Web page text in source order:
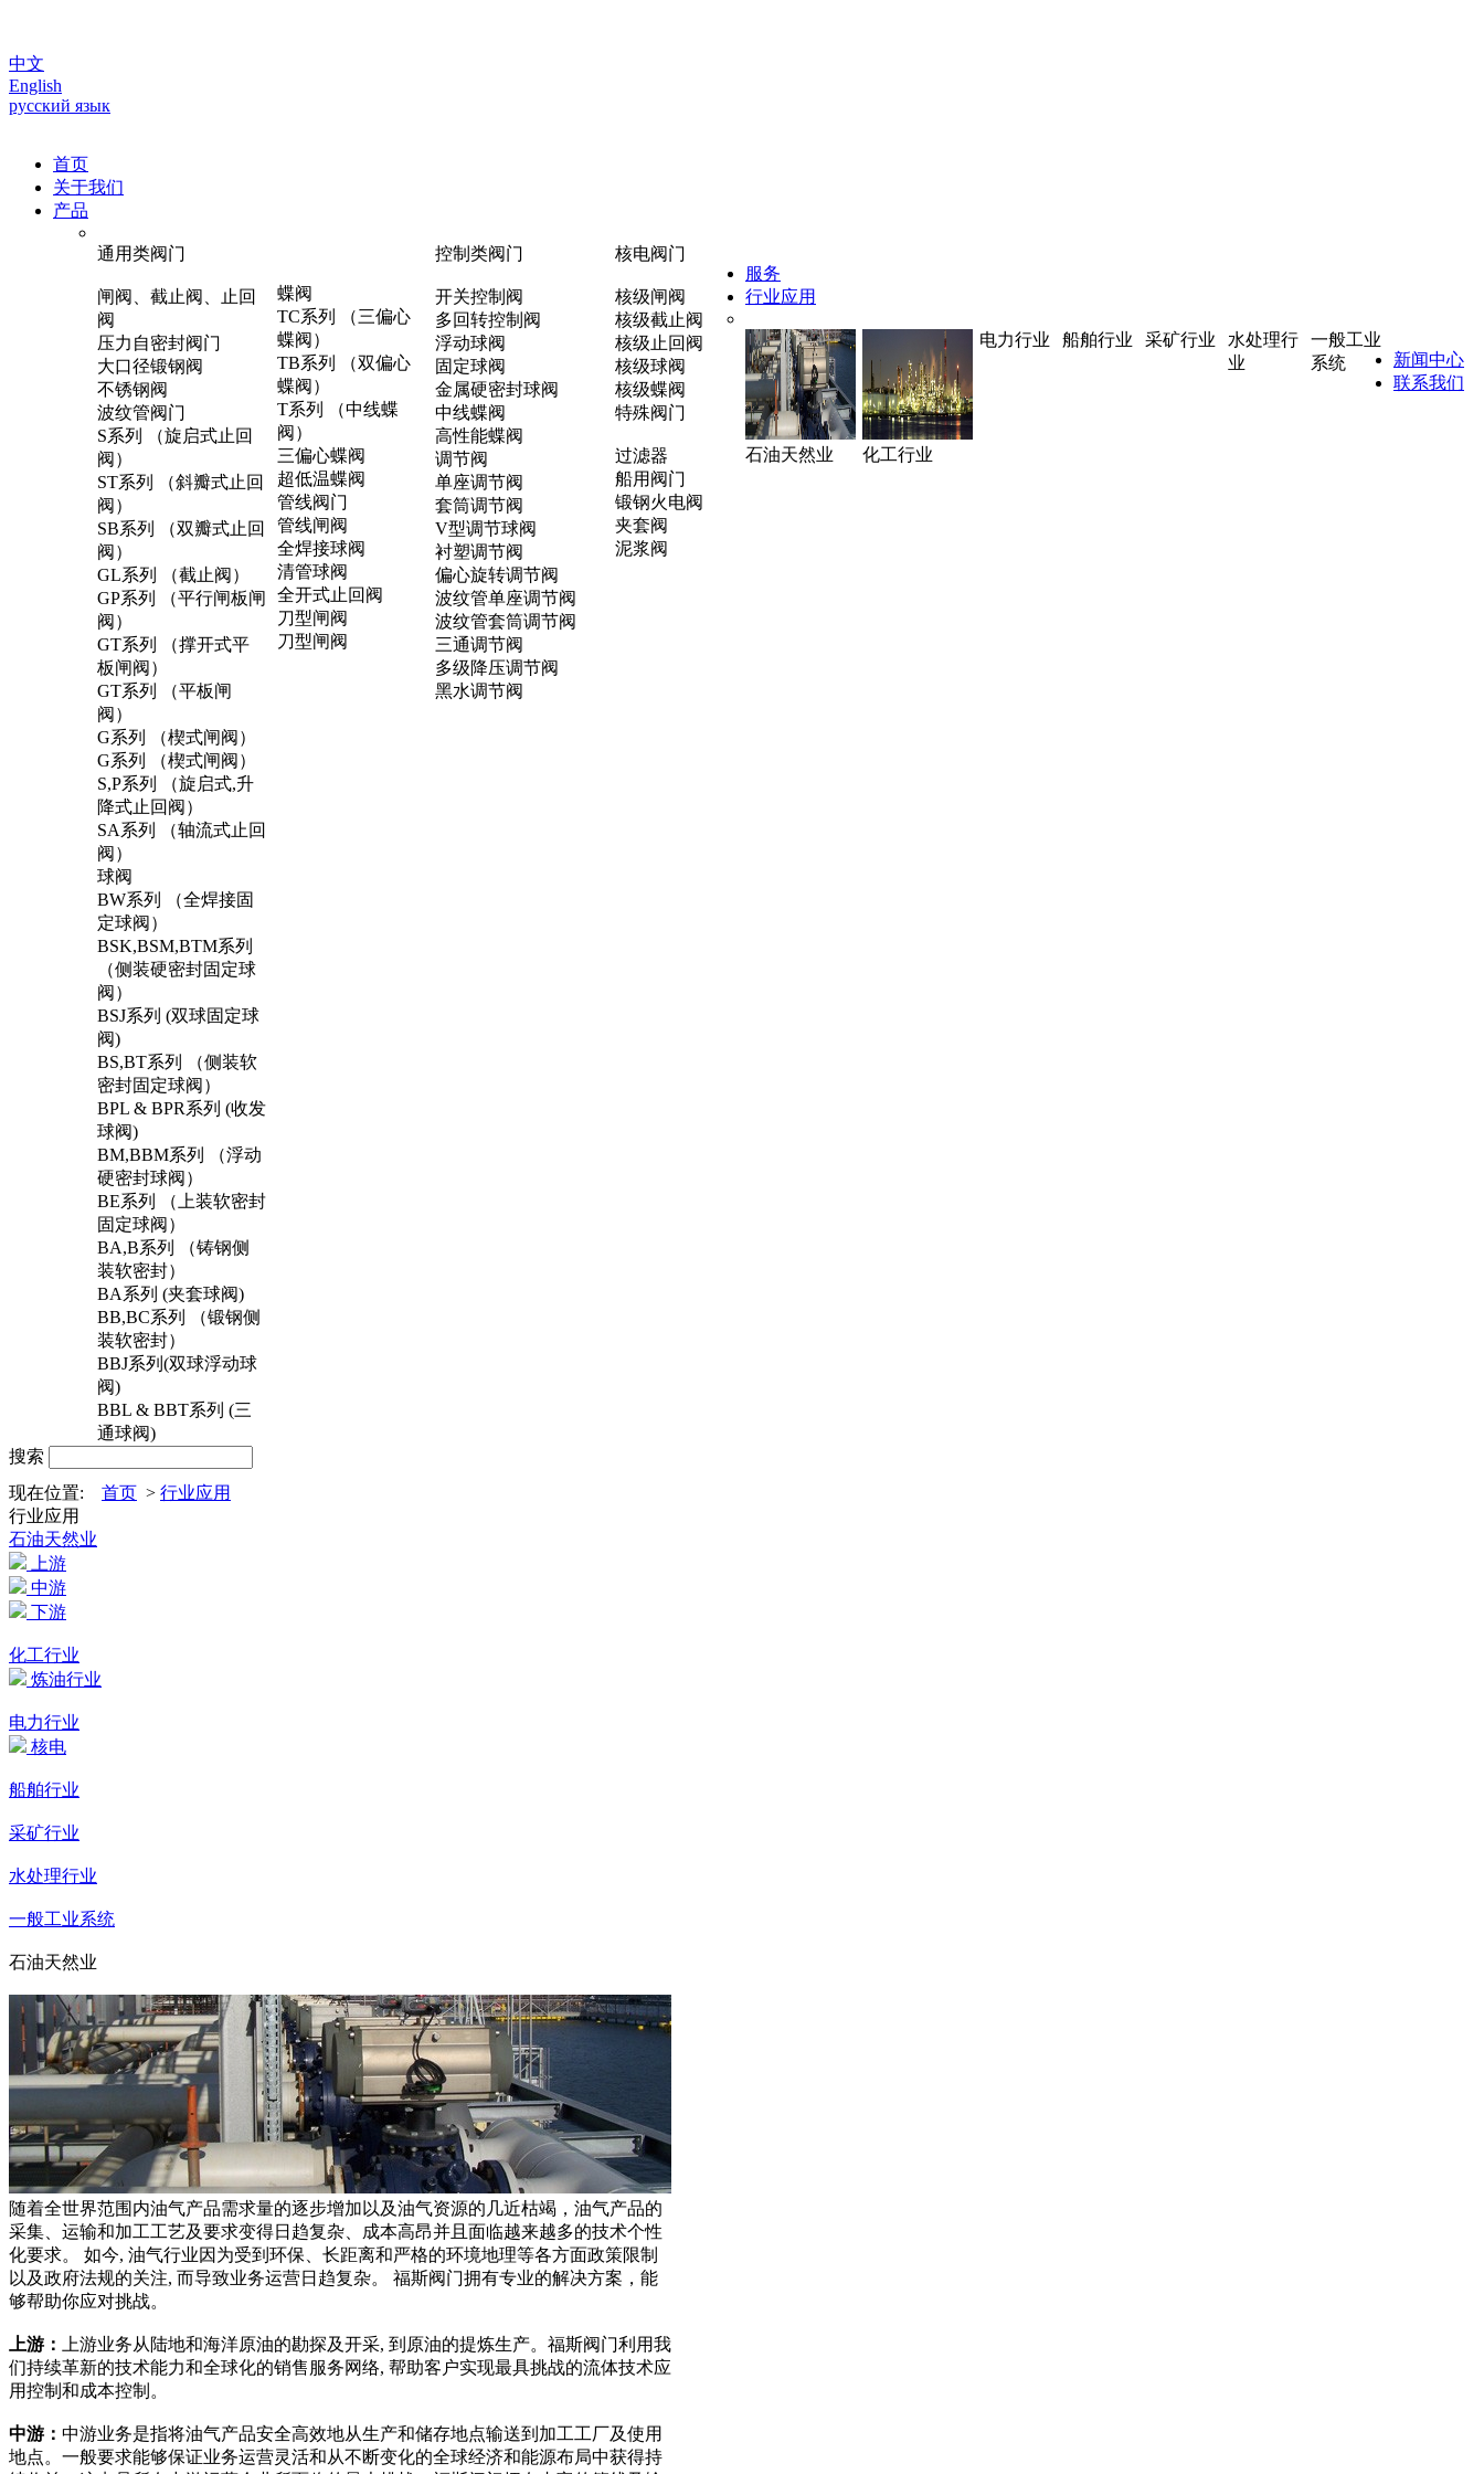
中文
English
русский язык
首页
关于我们
产品
通用类阀门
闸阀、截止阀、止回
阀
压力自密封阀门
大口径锻钢阀
不锈钢阀
波纹管阀门
S系列 （旋启式止回
阀）
ST系列 （斜瓣式止回
阀）
SB系列 （双瓣式止回
阀）
GL系列 （截止阀）
GP系列 （平行闸板闸
阀）
GT系列 （撑开式平
板闸阀）
GT系列 （平板闸
阀）
G系列 （楔式闸阀）
G系列 （楔式闸阀）
S,P系列 （旋启式,升
降式止回阀）
SA系列 （轴流式止回
阀）
球阀
BW系列 （全焊接固
定球阀）
BSK,BSM,BTM系列
（侧装硬密封固定球
阀）
BSJ系列 (双球固定球
阀)
BS,BT系列 （侧装软
密封固定球阀）
BPL & BPR系列 (收发
球阀)
BM,BBM系列 （浮动
硬密封球阀）
BE系列 （上装软密封
固定球阀）
BA,B系列 （铸钢侧
装软密封）
BA系列 (夹套球阀)
BB,BC系列 （锻钢侧
装软密封）
BBJ系列(双球浮动球
阀)
BBL & BBT系列 (三
通球阀)
蝶阀
TC系列 （三偏心
蝶阀）
TB系列 （双偏心
蝶阀）
T系列 （中线蝶
阀）
三偏心蝶阀
超低温蝶阀
管线阀门
管线闸阀
全焊接球阀
清管球阀
全开式止回阀
刀型闸阀
刀型闸阀
控制类阀门
开关控制阀
多回转控制阀
浮动球阀
固定球阀
金属硬密封球阀
中线蝶阀
高性能蝶阀
调节阀
单座调节阀
套筒调节阀
V型调节球阀
衬塑调节阀
偏心旋转调节阀
波纹管单座调节阀
波纹管套筒调节阀
三通调节阀
多级降压调节阀
黑水调节阀
核电阀门
核级闸阀
核级截止阀
核级止回阀
核级球阀
核级蝶阀
特殊阀门
过滤器
船用阀门
锻钢火电阀
夹套阀
泥浆阀
服务
行业应用
石油天然业 化工行业
电力行业 船舶行业 采矿行业
水处理行
业
一般工业
系统
新闻中心
联系我们
搜索
现在位置: 首页 > 行业应用
行业应用
石油天然业
上游
中游
下游
化工行业
炼油行业
电力行业
核电
船舶行业
采矿行业
水处理行业
一般工业系统
石油天然业
随着全世界范围内油气产品需求量的逐步增加以及油气资源的几近枯竭，油气产品的
采集、运输和加工工艺及要求变得日趋复杂、成本高昂并且面临越来越多的技术个性
化要求。 如今, 油气行业因为受到环保、长距离和严格的环境地理等各方面政策限制
以及政府法规的关注, 而导致业务运营日趋复杂。 福斯阀门拥有专业的解决方案，能
够帮助你应对挑战。
上游：
上游业务从陆地和海洋原油的勘探及开采, 到原油的提炼生产。福斯阀门利用我
们持续革新的技术能力和全球化的销售服务网络, 帮助客户实现最具挑战的流体技术应
用控制和成本控制。
中游： 中游业务是指将油气产品安全高效地从生产和储存地点输送到加工工厂及使用
地点。一般要求能够保证业务运营灵活和从不断变化的全球经济和能源布局中获得持